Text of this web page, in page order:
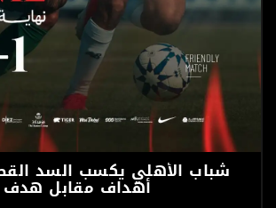
شباب الأهلي يكسب السد
أهداف مقابل هدف